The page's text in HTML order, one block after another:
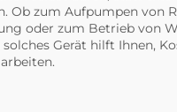
Ob zum Aufpumpen von
oder zum Betrieb von
solches Gerät hilft Ihnen,